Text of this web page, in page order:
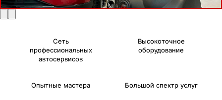
Сеть
профессиональных
автосервисов
Высокоточное
оборудование
Опытные мастера Большой спектр услуг